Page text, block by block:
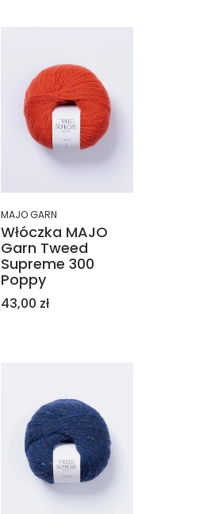
MAJO GARN
Włóczka MAJO
Garn Tweed
Supreme 300
Poppy
Cena
43,00 zł